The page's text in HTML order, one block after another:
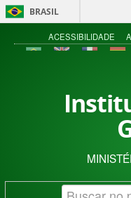
BRASIL
ACESSIBILIDADE